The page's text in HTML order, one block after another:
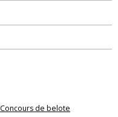
Concours de belote